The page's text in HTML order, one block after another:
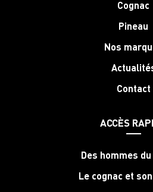
Cognac
Pineau
Nos
Contact
ACCÈS
Des hommes
Le cognac et